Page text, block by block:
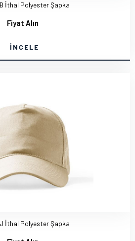
İthal Polyester Şapka
Fiyat Alın
İNCELE
İthal Polyester Şapka